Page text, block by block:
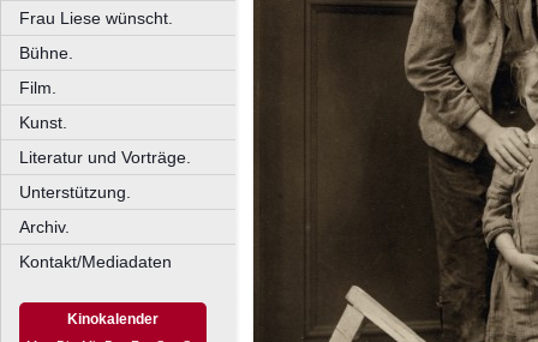
Frau Liese wünscht.
Bühne.
Film.
Kunst.
Literatur und Vorträge.
Unterstützung.
Archiv.
Kontakt/Mediadaten
Kinokalender